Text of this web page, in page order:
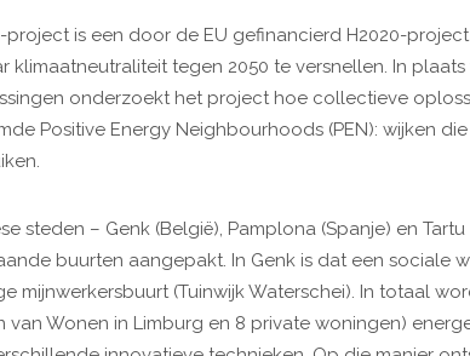
project is een door de EU gefinancierd H2020-
klimaatneutraliteit tegen 2050 te versnellen. In
onderzoekt het project hoe collectieve
Positive Energy Neighbourhoods (PEN): wijken
steden – Genk (België), Pamplona (Spanje) en
buurten aangepakt. In Genk is dat een sociale
mijnwerkersbuurt (Tuinwijk Waterschei). In totaal
van Wonen in Limburg en 8 private woningen)